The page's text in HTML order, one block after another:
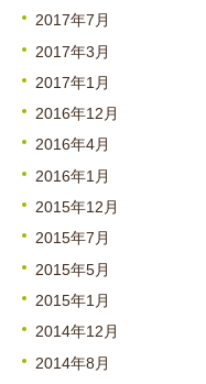
2017年7月
2017年3月
2017年1月
2016年12月
2016年4月
2016年1月
2015年12月
2015年7月
2015年5月
2015年1月
2014年12月
2014年8月